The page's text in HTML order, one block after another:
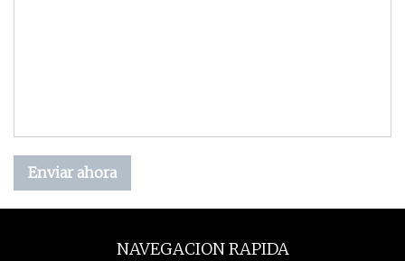
Enviar ahora
NAVEGACION RAPIDA